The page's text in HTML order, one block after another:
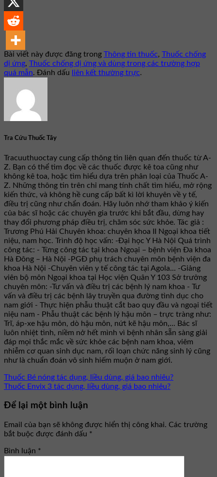
Bài viết này được đăng trong Thông tin thuốc, Thuốc chống
dị ứng, Thuốc chống dị ứng và dùng trong các trường hợp
quá mẫn. Đánh dấu liên kết thường trực.
Tra Cứu Thuốc Tây
Tracuuthuoctay cung cấp thông tin liên quan đến thuốc từ A-
Z. Bạn có thể tìm đọc về các thuốc được kê toa cũng như
không kê toa, hoặc tìm hiểu dựa trên phân loại của Thuốc A-
Z. Những thông tin trên chỉ mang tính chất tìm hiểu, mở rộng
kiến thức, và không hề cung cấp bất kì lời khuyên về y tế,
điều trị cũng như chẩn đoán. Hãy luôn nhớ tham khảo ý kiến
của bác sĩ hoặc các chuyên gia trước khi bắt đầu, dừng hay
thay đổi phương pháp điều trị, chăm sóc sức khỏe. Tác giả :
Trương Phú Hải Chuyên khoa: chuyên khoa II Ngoại khoa tiết
niệu, nam học. Trình độ học vấn: -Đại học Y Hà Nội Quá trình
công tác: - Từng công tác tại khoa Ngoại – bệnh viện Đa khoa
Hà Đông – Hà Nội -PGĐ phụ trách chuyên môn bệnh viện đa
khoa Hà Nội -Chuyên viên y tế công tác tại Agola... -Giảng
viên bộ môn Ngoại khoa tại Học viện Quân Y 103 Sở trưởng
chuyên môn: -Tư vấn và điều trị các bệnh lý nam khoa - Tư
vấn và điều trị các bệnh lây truyền qua đường tình dục cho
nam giới - Thực hiện phẫu thuật cắt bao quy đầu và ngoại tiết
niệu nam - Phẫu thuật các bệnh lý hậu môn – trực tràng như:
Trĩ, áp-xe hậu môn, dò hậu môn, nứt kẽ hậu môn,... Bác sĩ
luôn nhiệt tình, niềm nở hết mình vì bệnh nhân sẵn sàng giải
đáp mọi thắc mắc về sức khỏe các bệnh nam khoa, viêm
nhiễm cơ quan sinh dục nam, rối loạn chức năng sinh lý cũng
như là chuẩn đoán vô sinh hiếm muộn ở nam giới.
Thuốc Bé nóng tác dụng, liều dùng, giá bao nhiêu?
Thuốc Envix 3 tác dụng, liều dùng, giá bao nhiêu?
Để lại một bình luận
Email của bạn sẽ không được hiển thị công khai. Các trường
bắt buộc được đánh dấu *
Bình luận *